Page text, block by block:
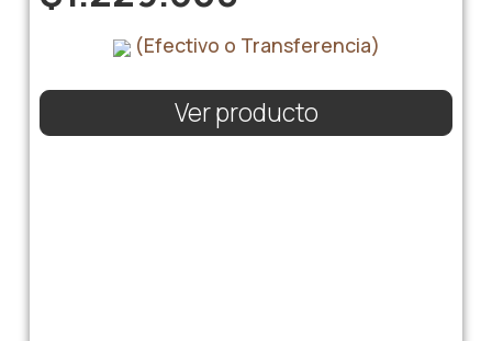
(Efectivo o Transferencia)
Ver producto